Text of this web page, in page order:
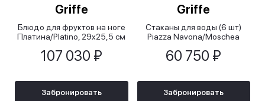
Griffe
Блюдо для фруктов на ноге
Платина/Platino, 29x25,5 см
107 030 ₽
Забронировать
Griffe
Стаканы для воды (6 шт)
Piazza Navona/Moschea
60 750 ₽
Забронировать